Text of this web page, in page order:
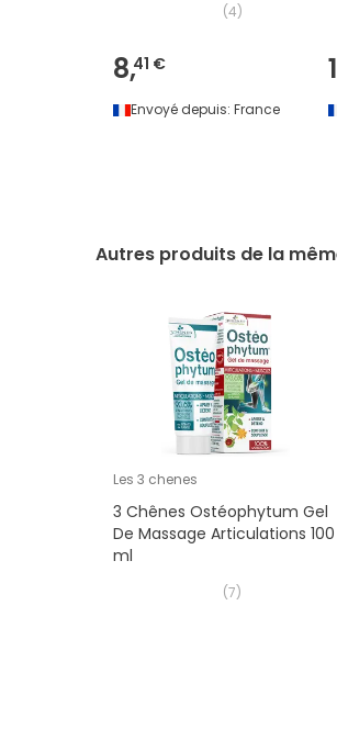
(4)
8,41 €
Envoyé depuis: France
Autres produits de la
Les 3 chenes
3 Chênes Ostéophytum Gel
De Massage Articulations 100
ml
(7)